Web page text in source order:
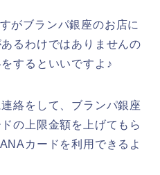
がブランパ銀座のお店に
るわけではありませんの
するといいですよ♪
絡をして、ブランパ銀座
の上限金額を上げてもら
カードを利用できるよ